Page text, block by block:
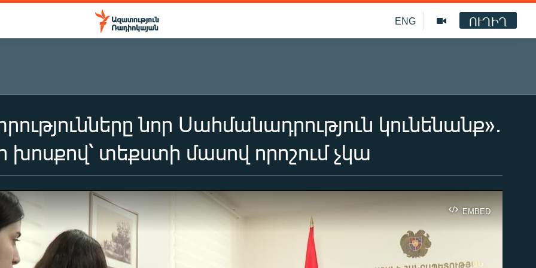
ENG ՈՒՂԻՂ
նոր Սահմանադրություն կունենանք»․
տեքստի մասով որոշում չկա
EMBED